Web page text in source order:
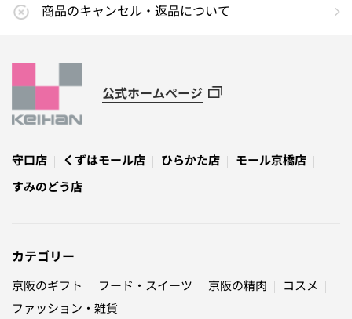
商品のキャンセル・返品について
公式ホームページ
守口店 くずはモール店 ひらかた店
モール京橋店
すみのどう店
カテゴリー
京阪のギフト フード・スイーツ 京阪の精肉
コスメ
ファッション・雑貨